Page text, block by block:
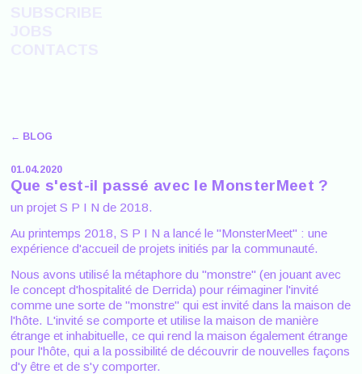
← BLOG
01.04.2020
Que s'est-il passé avec le MonsterMeet ?
un projet S P I N de 2018.
Au printemps 2018, S P I N a lancé le "MonsterMeet" : une
expérience d'accueil de projets initiés par la communauté.
Nous avons utilisé la métaphore du "monstre" (en jouant avec
le concept d'hospitalité de Derrida) pour réimaginer l'invité
comme une sorte de "monstre" qui est invité dans la maison de
l'hôte. L'invité se comporte et utilise la maison de manière
étrange et inhabituelle, ce qui rend la maison également étrange
pour l'hôte, qui a la possibilité de découvrir de nouvelles façons
d'y être et de s'y comporter.